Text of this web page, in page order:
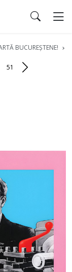
BUCUREŞTENE!
51